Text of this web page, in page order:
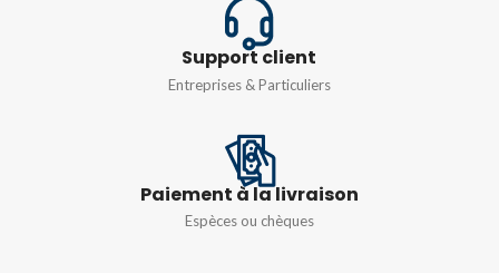
IP66
N° DE MODULES
Support client
Entreprises & Particuliers
Paiement à la livraison
Espèces ou chèques